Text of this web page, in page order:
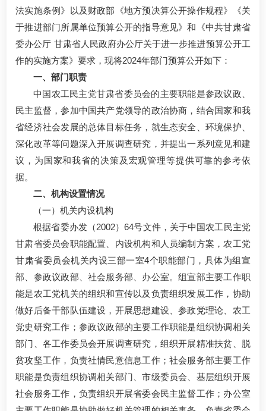
法实施条例》以及财政部《地方预决算公开操作规程》《关
于推进部门所属单位预算公开的指导意见》和《中共甘肃省
委办公厅 甘肃省人民政府办公厅关于进一步推进预算公开工
作的实施方案》要求，现将2024年部门预算公开如下：
一、部门职责
中国农工民主党甘肃省委员会的主要职能是参政议政、
民主监督，参加中国共产党领导的政治协商，结合国家和我
省经济社会发展的总体目标任务，就生态安全、环境保护、
深化改革等问题深入开展调查研究，并提出一系列意见和建
议，为国家和我省的决策及宏观管理等提供可靠的参考依
据。
二、机构设置情况
（一）机关内设机构
根据省委办发（2002）64号文件，关于中国农工民主党
甘肃省委员会职能配置、内设机构和人员编制方案，农工党
甘肃省委员会机关内设三部一室4个职能部门，具体为组宣
部、参政议政部、社会服务部、办公室。组宣部主要工作职
能是农工党机关的组织和宣传以及负责组织发展工作，协助
做好后备干部队伍建设，开展思想建设、参政党理论、农工
党史研究工作；参政议政部的主要工作职能是组织协调相关
部门、各工作委员会开展调查研究，组织开展精准扶贫、脱
贫攻坚工作，负责社情民意信息工作；社会服务部主要工作
职能是负责组织协调相关部门、市级委员会、基层组织开展
社会服务工作，负责组织开展省委会民主监督工作；办公室